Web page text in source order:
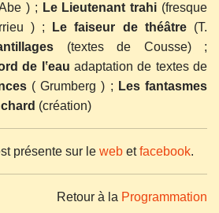
) ; Le Lieutenant trahi (fresque
) ;
Le faiseur de théâtre (T.
(textes de Cousse) ;
de l ‛eau adaptation de textes de
( Grumberg ) ; Les fantasmes
(création)
présente sur le web etfacebook.
Retour à la Programmation